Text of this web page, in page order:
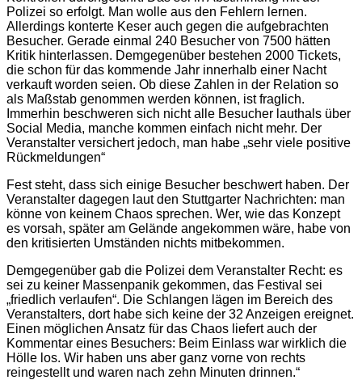
Polizei so erfolgt. Man wolle aus den Fehlern lernen.
Allerdings konterte Keser auch gegen die aufgebrachten
Besucher. Gerade einmal 240 Besucher von 7500 hätten
Kritik hinterlassen. Demgegenüber bestehen 2000 Tickets,
die schon für das kommende Jahr innerhalb einer Nacht
verkauft worden seien. Ob diese Zahlen in der Relation so
als Maßstab genommen werden können, ist fraglich.
Immerhin beschweren sich nicht alle Besucher lauthals über
Social Media, manche kommen einfach nicht mehr. Der
Veranstalter versichert jedoch, man habe „sehr viele positive
Rückmeldungen“
Fest steht, dass sich einige Besucher beschwert haben. Der
Veranstalter dagegen laut den Stuttgarter Nachrichten: man
könne von keinem Chaos sprechen. Wer, wie das Konzept
es vorsah, später am Gelände angekommen wäre, habe von
den kritisierten Umständen nichts mitbekommen.
Demgegenüber gab die Polizei dem Veranstalter Recht: es
sei zu keiner Massenpanik gekommen, das Festival sei
„friedlich verlaufen“. Die Schlangen lägen im Bereich des
Veranstalters, dort habe sich keine der 32 Anzeigen ereignet.
Einen möglichen Ansatz für das Chaos liefert auch der
Kommentar eines Besuchers: Beim Einlass war wirklich die
Hölle los. Wir haben uns aber ganz vorne von rechts
reingestellt und waren nach zehn Minuten drinnen.“